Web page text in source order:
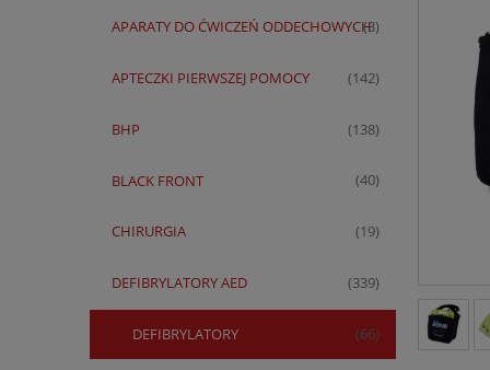
APARATY DO ĆWICZEŃ ODDECHOWYCH(3)
APTECZKI PIERWSZEJ POMOCY (142)
BHP (138)
BLACK FRONT (40)
CHIRURGIA (19)
DEFIBRYLATORY AED (339)
DEFIBRYLATORY (66)